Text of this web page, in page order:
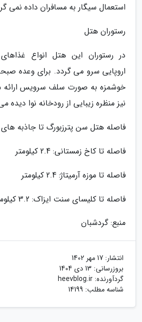
استعمال سیگار به مسافران داده نمی
رستوران هتل
در رستوران این هتل انواع
اروپایی سرو می گردد. برای وعده
خوشمزه به صورت سلف سرویس ارائه
نیز منظره زیبایی از رودخانه نوا دیده
فاصله هتل سن پترزبورگ تا جاذبه
فاصله تا کاخ زمستانی: 2.4 کیلومتر
فاصله تا موزه آرمیتاژ: 2.4 کیلومتر
فاصله تا کلیسای سنت ایزاک: 3.2 کیلومتر
منبع: گردشبان
انتشار: 17 مهر 1402
بروزرسانی: 13 دی 1404
گردآورنده: heevblog.ir
شناسه مطلب: 14199